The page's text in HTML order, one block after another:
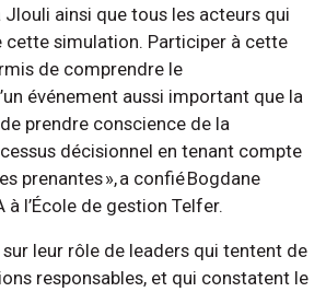
ainsi que tous les acteurs qui
cette simulation. Participer à cette
de comprendre le
événement aussi important que la
prendre conscience de la
décisionnel en tenant compte
prenantes », a confié Bogdane
à l’École de gestion Telfer.
leur rôle de leaders qui tentent de
responsables, et qui constatent le